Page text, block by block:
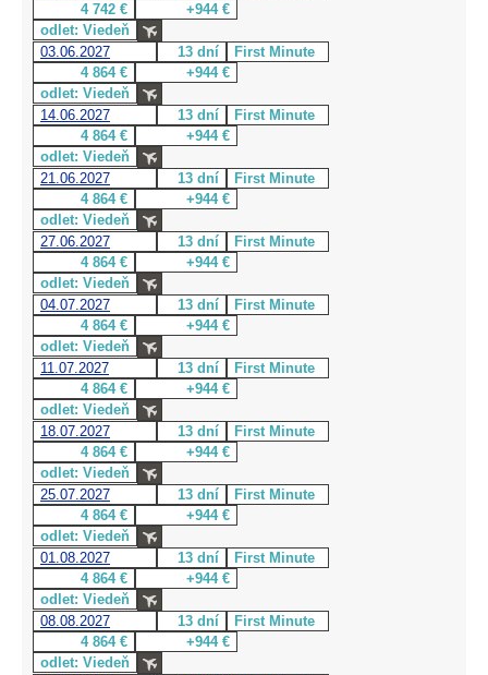
4 742 €
+944 €
odlet: Viedeň
03.06.2027
13 dní
First Minute
4 864 €
+944 €
odlet: Viedeň
14.06.2027
13 dní
First Minute
4 864 €
+944 €
odlet: Viedeň
21.06.2027
13 dní
First Minute
4 864 €
+944 €
odlet: Viedeň
27.06.2027
13 dní
First Minute
4 864 €
+944 €
odlet: Viedeň
04.07.2027
13 dní
First Minute
4 864 €
+944 €
odlet: Viedeň
11.07.2027
13 dní
First Minute
4 864 €
+944 €
odlet: Viedeň
18.07.2027
13 dní
First Minute
4 864 €
+944 €
odlet: Viedeň
25.07.2027
13 dní
First Minute
4 864 €
+944 €
odlet: Viedeň
01.08.2027
13 dní
First Minute
4 864 €
+944 €
odlet: Viedeň
08.08.2027
13 dní
First Minute
4 864 €
+944 €
odlet: Viedeň